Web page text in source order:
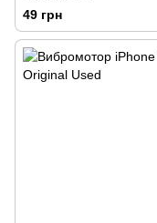
49 грн